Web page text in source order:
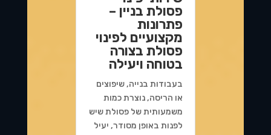
פסולת בניין –
פתרונות
מקצועיים לפינוי
פסולת בצורה
בטוחה ויעילה
בעבודות בנייה, שיפוצים
או הריסה, נוצרת כמות
משמעותית של פסולת שיש
לפנות באופן מסודר, יעיל